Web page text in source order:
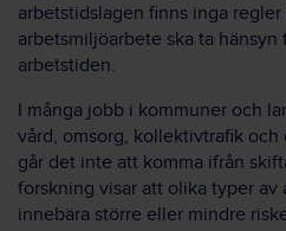
arbetstidslagen finns inga
arbetsmiljöarbete ska ta
arbetstiden.
I många jobb i kommuner och
vård, omsorg, kollektivtrafik
går det inte att komma ifrån
forskning visar att olika typer av
innebära större eller mindre